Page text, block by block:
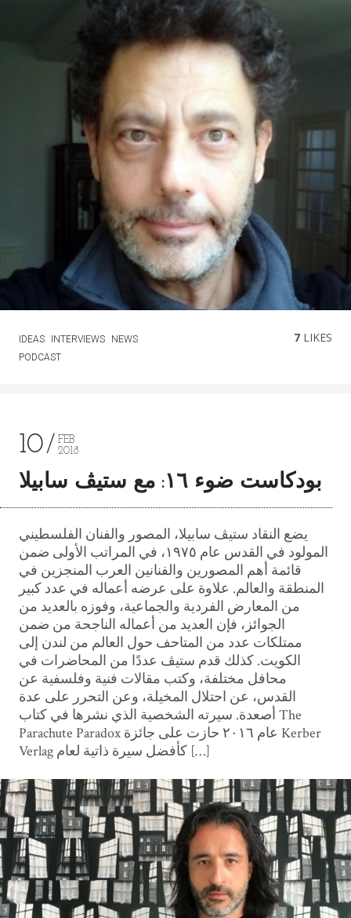
IDEAS INTERVIEWS
NEWS
PODCAST
7 LIKES
10
FEB
2018
بودكاست ضوء ١٦: مع ستيڤ سابيلا
يضع النقاد ستيڤ سابيلا، المصور والفنان الفلسطيني
المولود في القدس عام ١٩٧٥، في المراتب الأولى ضمن
قائمة أهم المصورين والفنانين العرب المنجزين في
المنطقة والعالم. علاوة على عرضه أعماله في عدد كبير
من المعارض الفردية والجماعية، وفوزه بالعديد من
الجوائز، فإن العديد من أعماله الناجحة من ضمن
ممتلكات عدد من المتاحف حول العالم من لندن إلى
الكويت. كذلك قدم ستيڤ عددًا من المحاضرات في
محافل مختلفة، وكتب مقالات فنية وفلسفية عن
القدس، عن احتلال المخيلة، وعن التحرر على عدة
أصعدة. سيرته الشخصية الذي نشرها في كتاب The
Parachute Paradox عام ٢٠١٦ حازت على جائزة Kerber
Verlag كأفضل سيرة ذاتية لعام […]